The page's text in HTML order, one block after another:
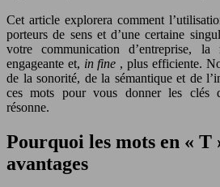
Cet article explorera comment
porteurs de sens et d’une certaine
votre communication d’entreprise, la
engageante et, in fine , plus efficiente.
de la sonorité, de la sémantique et de
ces mots pour vous donner les clés
résonne.
Pourquoi les mots en « T
avantages